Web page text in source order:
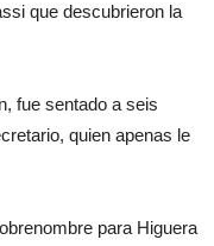
que descubrieron la
fue sentado a seis
quien apenas le
para Higuera